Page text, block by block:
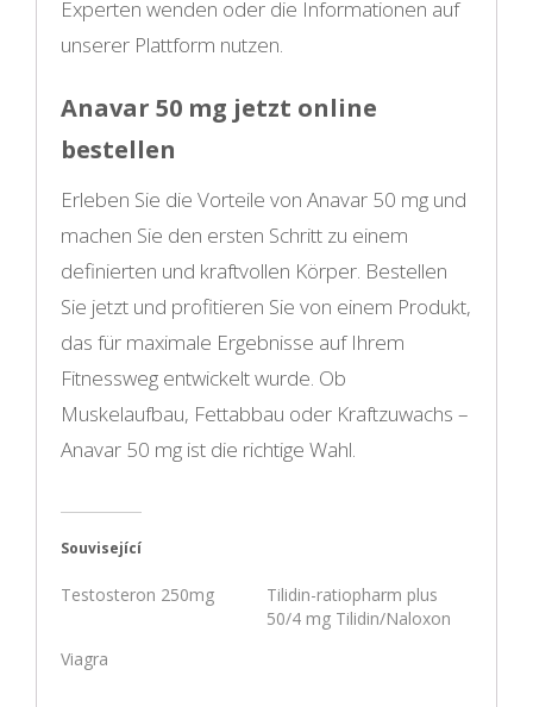
Experten wenden oder die Informationen auf
unserer Plattform nutzen.
Anavar 50 mg jetzt online
bestellen
Erleben Sie die Vorteile von Anavar 50 mg und
machen Sie den ersten Schritt zu einem
definierten und kraftvollen Körper. Bestellen
Sie jetzt und profitieren Sie von einem Produkt,
das für maximale Ergebnisse auf Ihrem
Fitnessweg entwickelt wurde. Ob
Muskelaufbau, Fettabbau oder Kraftzuwachs –
Anavar 50 mg ist die richtige Wahl.
Související
Testosteron 250mg
Tilidin-ratiopharm plus
50/4 mg Tilidin/Naloxon
Viagra